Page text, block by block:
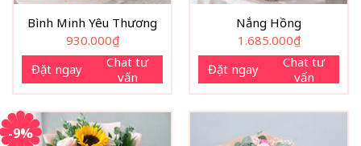
Bình Minh Yêu Thương
930.000₫
Đặt ngay
Chat tư
vấn
Nắng Hồng
1.685.000₫
Đặt ngay
Chat tư
vấn
-9%